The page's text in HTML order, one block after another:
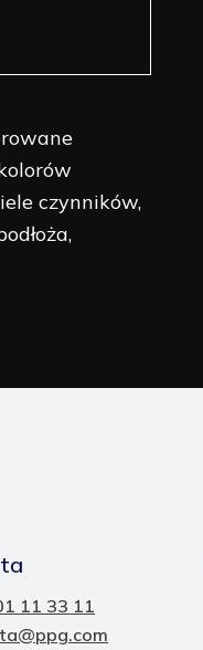
czynników,
11 33 11